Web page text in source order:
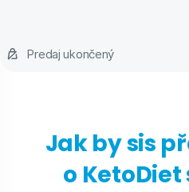
Predaj ukončený
Jak by sis
o